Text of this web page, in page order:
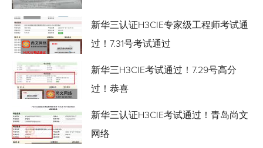
新华三认证H3CIE专家级工程师考试通
过！7.31号考试通过
新华三H3CIE考试通过！7.29号高分
过！恭喜
新华三认证H3CIE考试通过！青岛尚文
网络